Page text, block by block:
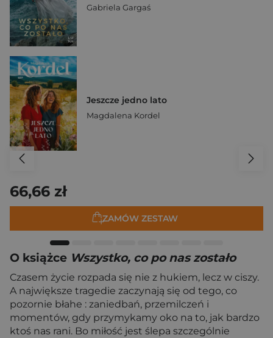
Gabriela Gargaś
Jeszcze jedno lato
Magdalena Kordel
66,66 zł
ZAMÓW ZESTAW
O książce Wszystko, co po nas zostało
Czasem życie rozpada się nie z hukiem, lecz w ciszy.
A największe tragedie zaczynają się od tego, co
pozornie błahe : zaniedbań, przemilczeń i
momentów, gdy przymykamy oko na to, jak bardzo
ktoś nas rani. Bo miłość jest ślepa szczególnie